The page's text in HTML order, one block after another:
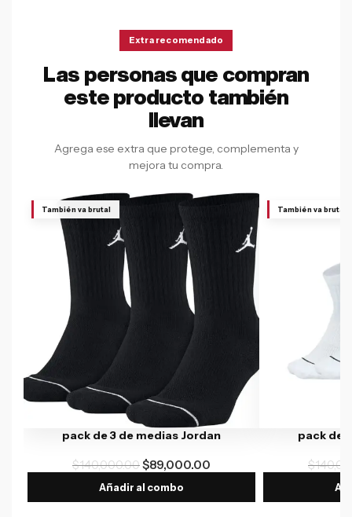
Extra recomendado
Las personas que compran
este producto también
llevan
Agrega ese extra que protege, complementa y
mejora tu compra.
También va brutal
pack de 3 de medias Jordan
$140,000.00$89,000.00
Añadir al combo
También va brutal
pack de
$